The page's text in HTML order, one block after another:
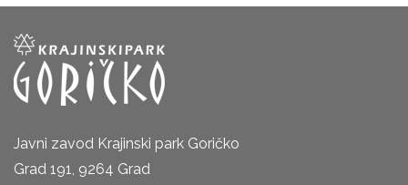
Javni zavod Krajinski park Goričko
Grad 191, 9264 Grad